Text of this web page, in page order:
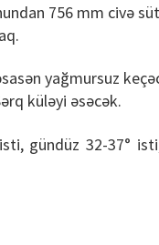
756 mm civə
yağmursuz
küləyi əsəcək.
gündüz 32-37°